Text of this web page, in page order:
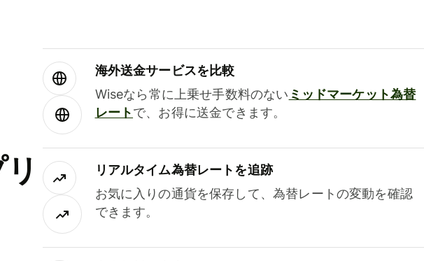
海外送金サービスを比較
Wiseなら常に上乗せ手数料のない ミッドマーケット為替
レートで、お得に送金できます。
リアルタイム為替レートを追跡
お気に入りの通貨を保存して、為替レートの変動を確認
できます。